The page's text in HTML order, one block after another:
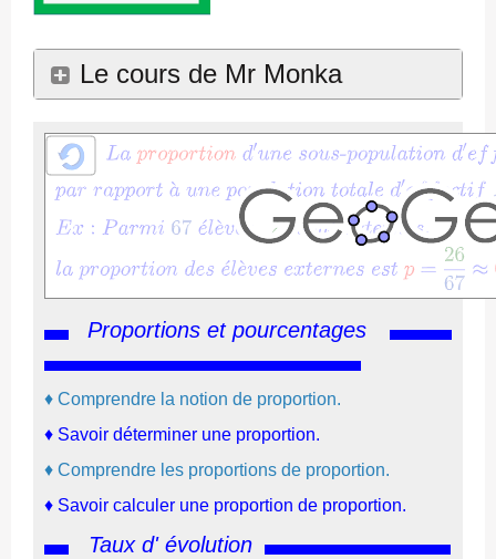
Le cours de Mr Monka
Proportions et pourcentages
♦ Comprendre la notion de proportion.
♦ Savoir déterminer une proportion.
♦ Comprendre les proportions de proportion.
♦ Savoir calculer une proportion de proportion.
Taux d' évolution